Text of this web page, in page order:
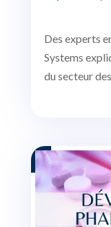
Des experts
Systems
du secteur